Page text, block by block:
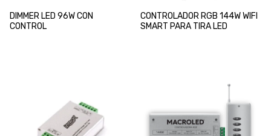
DIMMER LED 96W CON
CONTROL
CONTROLADOR RGB 144W WIFI
SMART PARA TIRA LED